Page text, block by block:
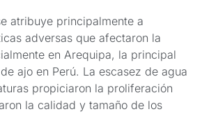
atribuye principalmente a
adversas que afectaron la
en Arequipa, la principal
ajo en Perú. La escasez de agua
propiciaron la proliferación
la calidad y tamaño de los